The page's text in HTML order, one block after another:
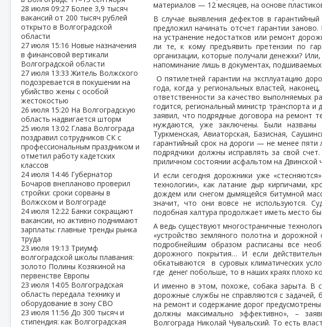
28 июля 09:27 Более 3,9 тысяч
вакансий от 200 тысяч рублей
открыто в Волгоградской
области
27 июля 15:16 Новые назначения
в финансовой вертикали
Волгоградской области
27 июля 13:33Житель Волжского
подозревается в покушении на
убийство жены с особой
жестокостью
26 июля 15:20 На Волгоградскую
область надвигается шторм
25 июля 13:02 Глава Волгограда
поздравил сотрудников СК с
профессиональным праздником и
отметил работу кадетских
классов
24 июля 14:46 Губернатор
Бочаров внепланово проверил
стройки: сроки сорваны в
Волжском и Волгограде
24 июля 12:22 Банки сокращают
вакансии, но активно поднимают
зарплаты: главные тренды рынка
труда
23 июля 19:13 Триумф
волгоградской школы плавания:
золото Полины Козякиной на
первенстве Европы
23 июля 14:05 Волгоградская
область передала технику и
оборудование в зону СВО
23 июля 11:56 До 300 тысяч и
стипендия: как Волгоградская
материалов — 12 месяцев, на основе
В случае выявления дефектов в
предложил начинать отсчет гарантии
на устранение недостатков или ремонт
ли те, к кому предъявить претензии по
организации, которые получали денежки?
напоминание лишь в документах,
О пятилетней гарантии на эксплуатацию
года, когда у региональных властей,
ответственности за качество выполняемых
годится, региональный министр транспорта
заявил, что подрядные договора на ремонт
нуждаются, уже заключены. Были названы
Туркменская, Авиаторская, Базисная,
гарантийный срок на дороги — не менее
подрядчики должны исправлять за свой
приличном состоянии асфальтом на Двинской
И если сегодня дорожники уже
технологии», как латание дыр кирпичами,
дождем или снегом дымящейся битумной
значит, что они вовсе не используются.
подобная халтура продолжает иметь место
А ведь существуют многостраничные
«устройство земляного полотна и
подробнейшим образом расписаны все
дорожного покрытия… И если
обкатываются в суровых климатических
где денег побольше, то в наших краях плохо
И именно в этом, похоже, собака зарыта. В
дорожные службы не справляются с задачей,
на ремонт и содержание дорог
должны максимально эффективно», –
Волгограда Николай Чувальский. То есть